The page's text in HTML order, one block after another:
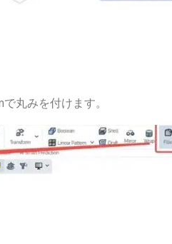
丸みを付けます。